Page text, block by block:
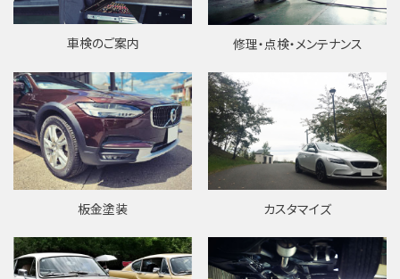
車検のご案内 修理・点検・メンテナンス
板金塗装 カスタマイズ